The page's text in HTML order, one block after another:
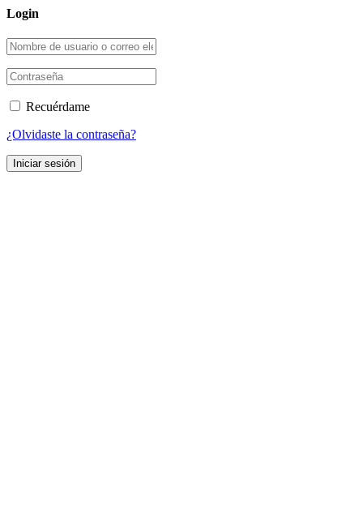
Login
Recuérdame
¿Olvidaste la contraseña?